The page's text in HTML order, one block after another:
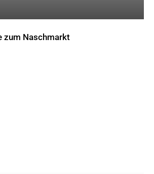
zum Naschmarkt